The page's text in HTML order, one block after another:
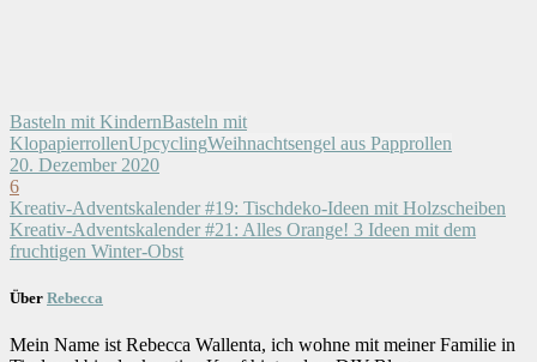
Basteln mit KindernBasteln mit
KlopapierrollenUpcyclingWeihnachtsengel aus Papprollen
20. Dezember 2020
6
Kreativ-Adventskalender #19: Tischdeko-Ideen mit Holzscheiben
Kreativ-Adventskalender #21: Alles Orange! 3 Ideen mit dem
fruchtigen Winter-Obst
Über Rebecca
Mein Name ist Rebecca Wallenta, ich wohne mit meiner Familie in